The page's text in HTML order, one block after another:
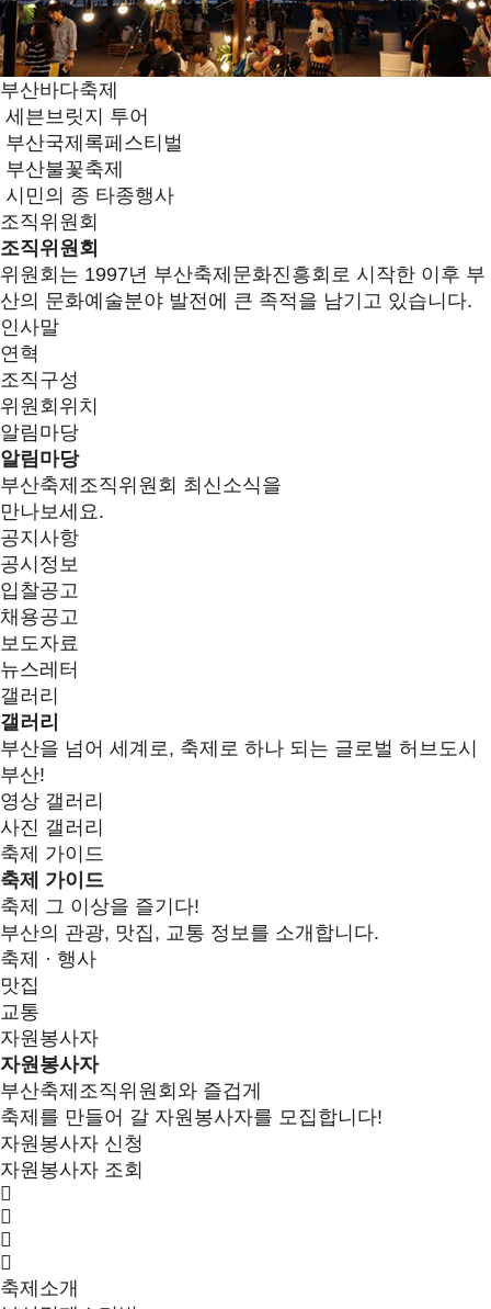
부산바다축제
세븐브릿지 투어
부산국제록페스티벌
부산불꽃축제
시민의 종 타종행사
조직위원회
조직위원회
위원회는 1997년 부산축제문화진흥회로 시작한 이후 부
산의 문화예술분야 발전에 큰 족적을 남기고 있습니다.
인사말
연혁
조직구성
위원회위치
알림마당
알림마당
부산축제조직위원회 최신소식을
만나보세요.
공지사항
공시정보
입찰공고
채용공고
보도자료
뉴스레터
갤러리
갤러리
부산을 넘어 세계로, 축제로 하나 되는 글로벌 허브도시
부산!
영상 갤러리
사진 갤러리
축제 가이드
축제 가이드
축제 그 이상을 즐기다!
부산의 관광, 맛집, 교통 정보를 소개합니다.
축제 · 행사
맛집
교통
자원봉사자
자원봉사자
부산축제조직위원회와 즐겁게
축제를 만들어 갈 자원봉사자를 모집합니다!
자원봉사자 신청
자원봉사자 조회
축제소개